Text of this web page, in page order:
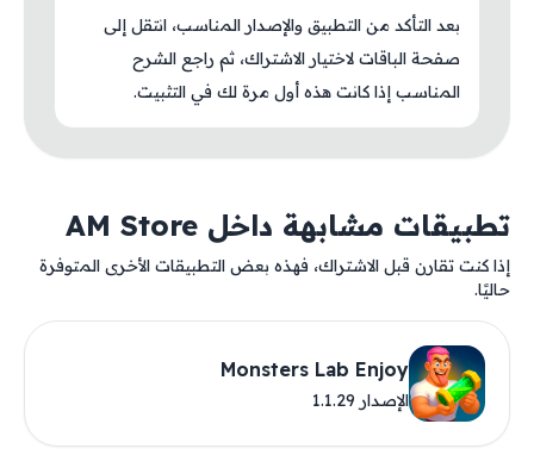
بعد التأكد من التطبيق والإصدار المناسب، انتقل إلى
صفحة الباقات لاختيار الاشتراك، ثم راجع الشرح
المناسب إذا كانت هذه أول مرة لك في التثبيت.
تطبيقات مشابهة داخل AM Store
إذا كنت تقارن قبل الاشتراك، فهذه بعض التطبيقات الأخرى المتوفرة
حاليًا.
Monsters Lab Enjoy
الإصدار 1.1.29